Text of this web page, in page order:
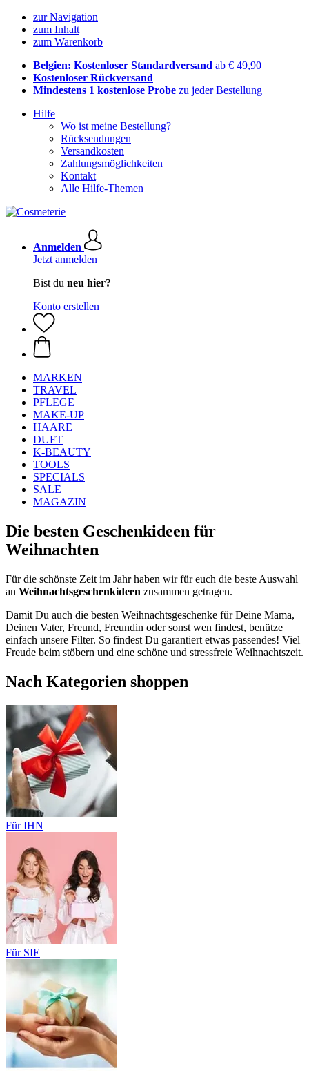
zur Navigation
zum Inhalt
zum Warenkorb
Belgien: Kostenloser Standardversand ab € 49,90
Kostenloser Rückversand
Mindestens 1 kostenlose Probe zu jeder Bestellung
Hilfe
Wo ist meine Bestellung?
Rücksendungen
Versandkosten
Zahlungsmöglichkeiten
Kontakt
Alle Hilfe-Themen
Anmelden
Jetzt anmelden
Bist du neu hier?
Konto erstellen
MARKEN
TRAVEL
PFLEGE
MAKE-UP
HAARE
DUFT
K-BEAUTY
TOOLS
SPECIALS
SALE
MAGAZIN
Die besten Geschenkideen für
Weihnachten
Für die schönste Zeit im Jahr haben wir für euch die beste Auswahl
an Weihnachtsgeschenkideen zusammen getragen.
Damit Du auch die besten Weihnachtsgeschenke für Deine Mama,
Deinen Vater, Freund, Freundin oder sonst wen findest, benütze
einfach unsere Filter. So findest Du garantiert etwas passendes! Viel
Freude beim stöbern und eine schöne und stressfreie Weihnachtszeit.
Nach Kategorien shoppen
Für IHN
Für SIE